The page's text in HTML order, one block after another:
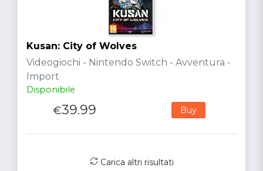
Kusan: City of Wolves
Videogiochi - Nintendo Switch - Avventura -
Import
Disponibile
€39.99 Buy
Carica altri risultati